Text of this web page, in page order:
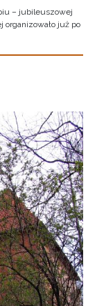
– jubileuszowej
już po